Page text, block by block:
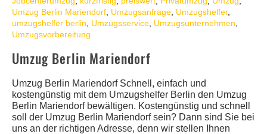
Umzug Berlin Mariendorf Umzugsanfrage Umzugshelfer,
umzugshelfer berlin
Umzugsservice Umzugsunternehmen
Umzugsvorbereitung
Umzug Berlin Mariendorf
Umzug Berlin Mariendorf Schnell, einfach und
kostengünstig mit dem Umzugshelfer Berlin den Umzug
Berlin Mariendorf bewältigen. Kostengünstig und schnell
soll der Umzug Berlin Mariendorf sein? Dann sind Sie bei
uns an der richtigen Adresse, denn wir stellen Ihnen